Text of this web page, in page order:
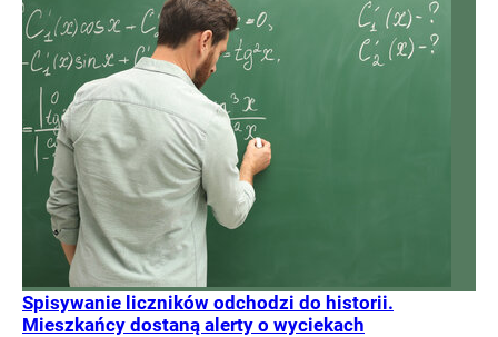
Spisywanie liczników odchodzi do historii.
Mieszkańcy dostaną alerty o wyciekach